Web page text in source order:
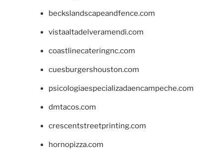
beckslandscapeandfence.com
vistaaltadelveramendi.com
coastlinecateringnc.com
cuesburgershouston.com
psicologiaespecializadaencampeche.com
dmtacos.com
crescentstreetprinting.com
hornopizza.com